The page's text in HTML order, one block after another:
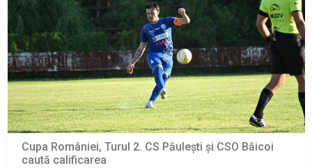
Cupa României, Turul 2. CS Păulești și CSO Băicoi
caută calificarea